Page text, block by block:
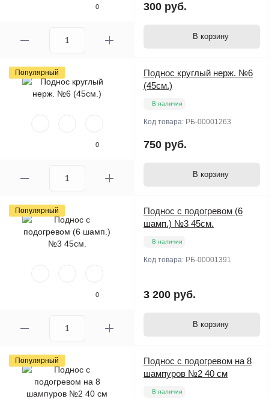
0 300 руб.
В корзину
Популярный
0
Поднос круглый нерж. №6
(45см.)
В наличии
Код товара: РБ-00001263
750 руб.
В корзину
Популярный
0
Поднос с подогревом (6
шамп.) №3 45см.
В наличии
Код товара: РБ-00001391
3 200 руб.
В корзину
Популярный
Поднос с подогревом на 8
шампуров №2 40 см
В наличии